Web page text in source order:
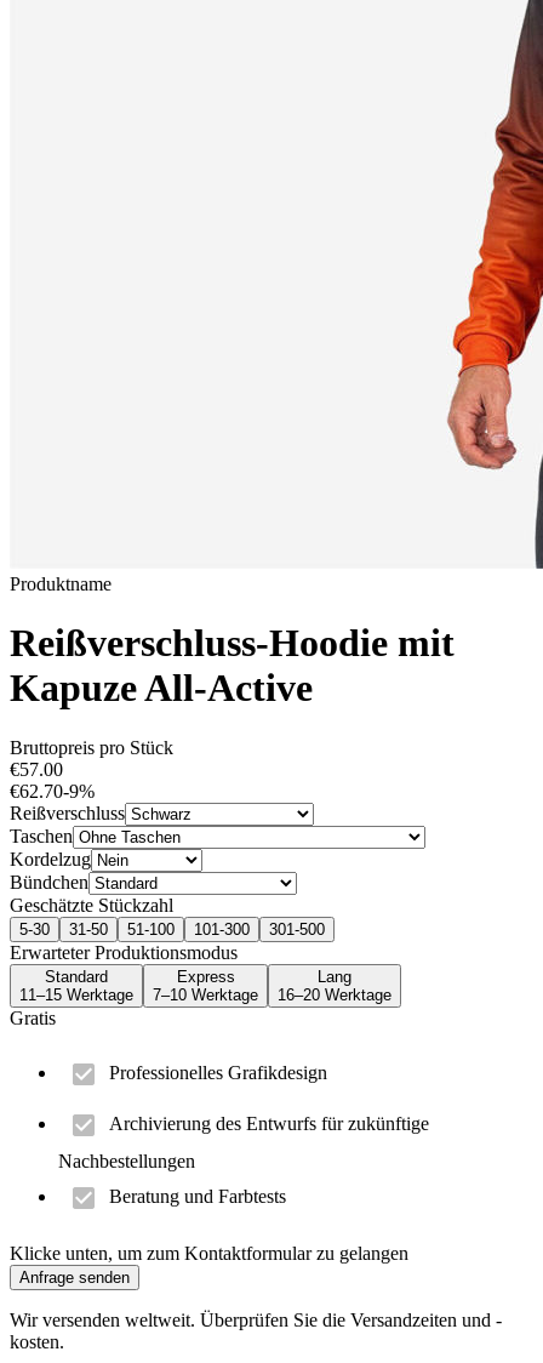
Produktname
Reißverschluss-Hoodie mit
Kapuze All-Active
Bruttopreis pro Stück
€57.00
€62.70-9%
Reißverschluss
Taschen
Kordelzug
Bündchen
Geschätzte Stückzahl
5-30 31-50 51-100 101-300 301-500
Erwarteter Produktionsmodus
Standard
11–15 Werktage
Express
7–10 Werktage
Lang
16–20 Werktage
Gratis
Professionelles Grafikdesign
Archivierung des Entwurfs für zukünftige
Nachbestellungen
Beratung und Farbtests
Klicke unten, um zum Kontaktformular zu gelangen
Anfrage senden
Wir versenden weltweit. Überprüfen Sie die Versandzeiten und -
kosten.